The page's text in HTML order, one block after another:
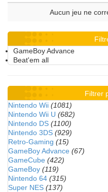
Aucun jeu ne
GameBoy Advance
Beat'em all
Filtrer
Nintendo Wii (1081)
Nintendo Wii U (682)
Nintendo DS (1100)
Nintendo 3DS (929)
Retro-Gaming (15)
GameBoy Advance (67)
GameCube (422)
GameBoy (119)
Nintendo 64 (315)
Super NES (137)